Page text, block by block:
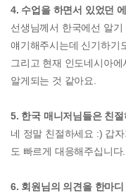
4. 수업을 하면서 있었던
선생님께서 한국에선 알
얘기해주시는데 신기하기
그리고 현재 인도네시아
알게되는 것 같아요.
5. 한국 매니저님들은 친
네 정말 친절하세요 :) 갑
도 빠르게 대응해주십니다.
6. 회원님의 의견을 한마